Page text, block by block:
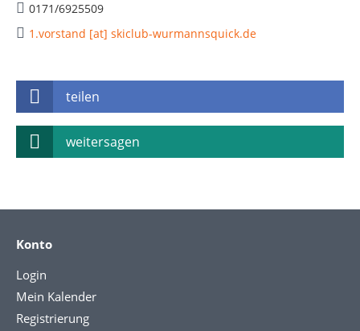
0171/6925509
1.vorstand [at] skiclub-wurmannsquick.de
teilen
weitersagen
Konto
Login
Mein Kalender
Registrierung